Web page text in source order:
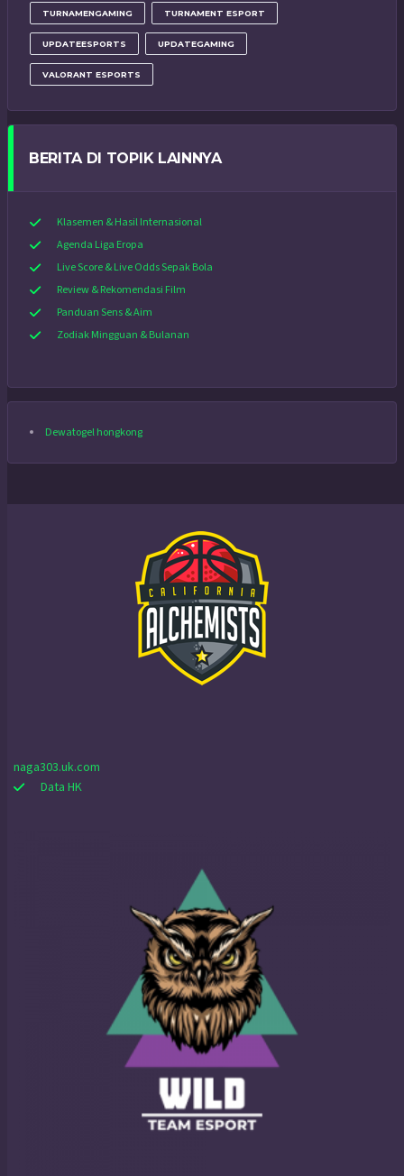
TURNAMENGAMING TURNAMENT ESPORT
UPDATEESPORTS UPDATEGAMING
VALORANT ESPORTS
BERITA DI TOPIK LAINNYA
Klasemen & Hasil Internasional
Agenda Liga Eropa
Live Score & Live Odds Sepak Bola
Review & Rekomendasi Film
Panduan Sens & Aim
Zodiak Mingguan & Bulanan
Dewatogel hongkong
naga303.uk.com
Data HK